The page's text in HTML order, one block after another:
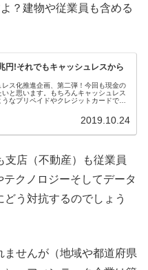
？建物や従業員も含める
円!それでもキャッシュレスから
ス化推進企画、第二弾！今回も現金の
と思います。もちろんキャッシュレス
なプリペイドやクレジットカードでは
2019.10.24
支店（不動産）も従業員
クノロジーそしてデータ
う対抗するのでしょう
せんが（地域や都道府県